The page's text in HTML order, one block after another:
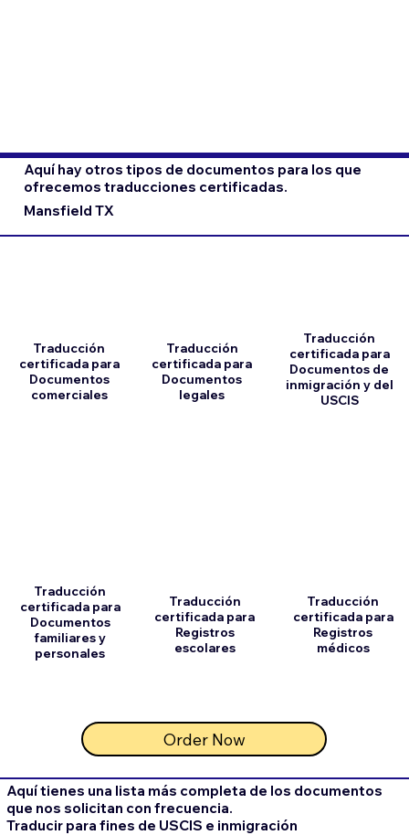
Aquí hay otros tipos de documentos para los que
ofrecemos traducciones certificadas.
Mansfield TX
Traducción
certificada para
Documentos
comerciales
Traducción
certificada para
Documentos
familiares y
personales
Traducción
certificada para
Documentos
legales
Traducción
certificada para
Registros
escolares
Order Now
Traducción
certificada para
Documentos de
inmigración y del
USCIS
Traducción
certificada para
Registros
médicos
Aquí tienes una lista más completa de los documentos
que nos solicitan con frecuencia.
Traducir para fines de USCIS e inmigración